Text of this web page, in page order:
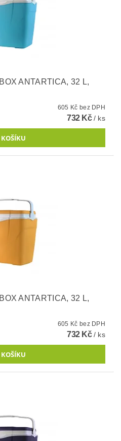
ANTARTICA, 32 L,
605 Kč bez DPH
732 Kč/ ks
ANTARTICA, 32 L,
605 Kč bez DPH
732 Kč/ ks